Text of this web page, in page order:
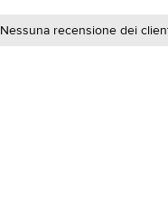
Nessuna recensione dei